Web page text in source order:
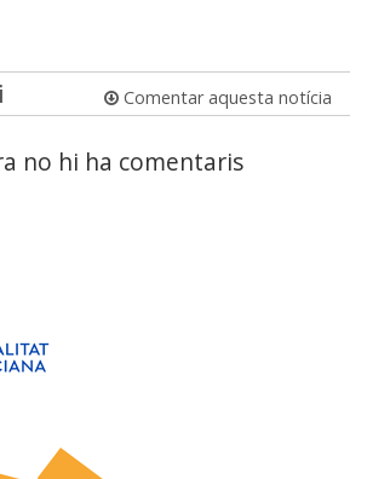
Comentar aquesta notícia
no hi ha comentaris